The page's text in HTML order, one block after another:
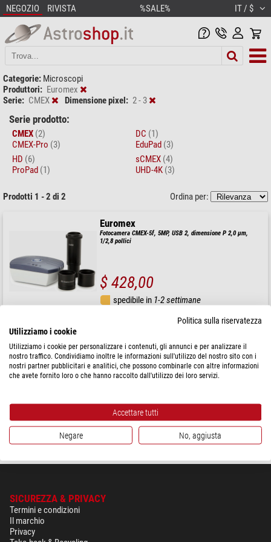
NEGOZIO RIVISTA %SALE% IT / $
Categorie: Microscopi
Produttori: Euromex
Serie: CMEX Dimensione pixel: 2 - 3
Serie prodotto:
CMEX (2)
CMEX-Pro (3)
DC (1)
EduPad (3)
HD (6)
ProPad (1)
sCMEX (4)
UHD-4K (3)
Prodotti 1 - 2 di 2 Ordina per:
Euromex
Fotocamera CMEX-5f, 5MP, USB 2, dimensione P 2,0 µm,
1/2,8 pollici
$ 428,00
spedibile in 1-2 settimane
Fotocamera CMEX-2f, 2.0 MP, USB2, dimensione P 2.8 µm,
1/2.9"
spedibile in1-2 settimane
SICUREZZA & PRIVACY
Termini e condizioni
Il marchio
Privacy
Politica sulla riservatezza
Utilizziamo i cookie
Utilizziamo i cookie per personalizzare i contenuti, gli annunci e per analizzare il
nostro traffico. Condividiamo inoltre le informazioni sull'utilizzo del nostro sito con i
nostri partner pubblicitari e analitici, che possono combinarle con altre informazioni
che avete fornito loro o che hanno raccolto dall'utilizzo dei loro servizi.
Accettare tutti
Negare No, aggiusta